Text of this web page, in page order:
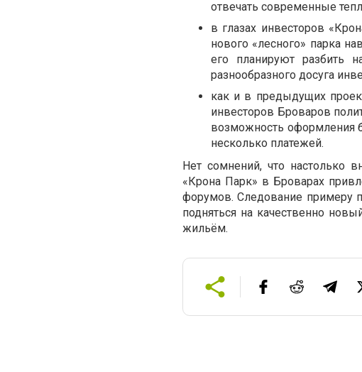
отвечать современные
в глазах инвесторов
нового «лесного» парка
его планируют разбить
разнообразного досуга
как и в предыдущих
инвесторов Броваров
возможность оформления
несколько платежей.
Нет сомнений, что настолько
«Крона Парк» в Броварах
форумов. Следование примеру
подняться на качественно
жильём.